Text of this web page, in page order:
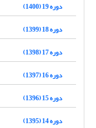
دوره 19 (1400)
دوره 18 (1399)
دوره 17 (1398)
دوره 16 (1397)
دوره 15 (1396)
دوره 14 (1395)